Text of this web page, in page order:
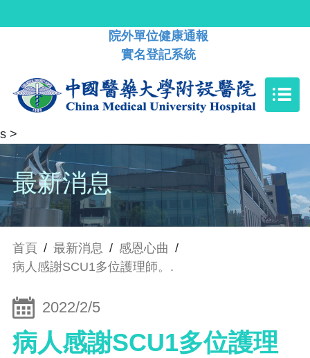
院外單位健康通報
實名登記系統
s >
最新消息
首頁 / 最新消息 / 感恩心曲 /
病人感謝SCU1多位護理師。.
2022/2/5
病人感謝SCU1多位護理